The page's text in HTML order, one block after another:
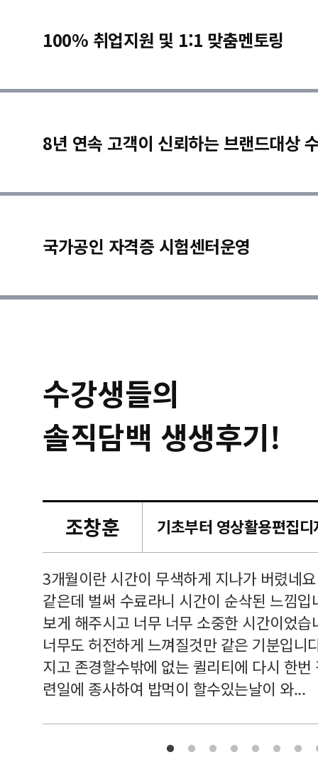
100% 취업지원 및 1:1 맞춤멘토링
8년 연속 고객이 신뢰하는 브랜드대상
국가공인 자격증 시험센터운영
수강생들의
솔직담백 생생후기!
조창훈
3개월이란 시간이 무색하게 지나가 버렸네
같은데 벌써 수료라니 시간이 순삭된 느낌
보게 해주시고 너무 너무 소중한 시간이었
너무도 허전하게 느껴질것만 같은 기분입니
지고 존경할수밖에 없는 퀼리티에 다시 한
련일에 종사하여 밥먹이 할수있는날이 와...